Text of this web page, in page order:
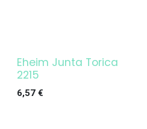
Eheim Junta Torica
2215
6,57€